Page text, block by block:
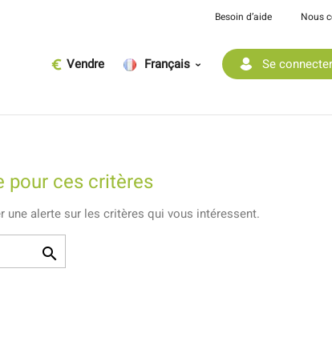
Besoin d’aide Nous
Vendre Français Se connecter
pour ces critères
une alerte sur les critères qui vous intéressent.
